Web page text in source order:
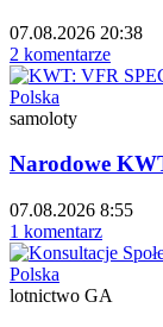
07.08.2026 20:38
2 komentarze
Polska
samoloty
Narodowe
07.08.2026 8:55
1 komentarz
Polska
lotnictwo GA